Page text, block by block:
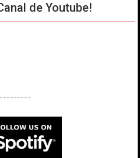
de Youtube!